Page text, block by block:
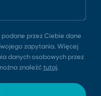
przez Ciebie dane
zapytania. Więcej
danych osobowych przez
znaleźćtutaj.